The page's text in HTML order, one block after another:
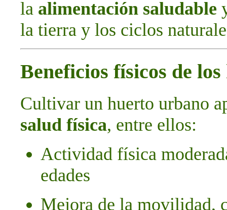
la alimentación saludable
la tierra y los ciclos
Beneficios físicos de
Cultivar un huerto urbano
salud física, entre ellos:
Actividad física
edades
Mejora de la movilidad,